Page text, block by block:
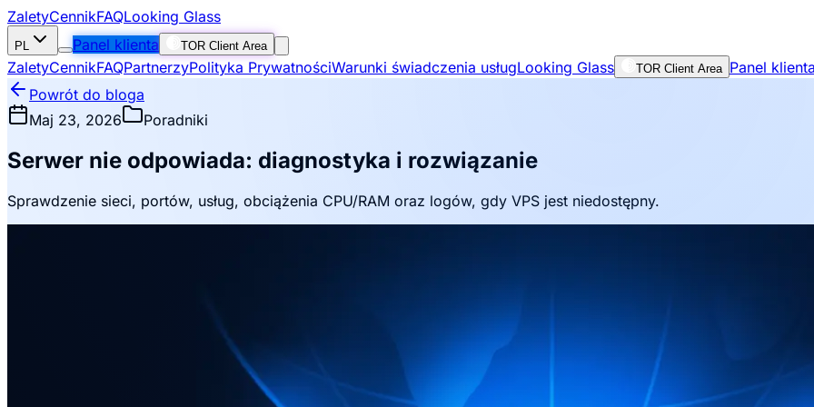
ZaletyCennikFAQLooking Glass
PL Panel klienta TOR Client Area
ZaletyCennikFAQPartnerzyPolityka PrywatnościWarunki świadczenia usługLooking Glass TOR Client Area Panel
Powrót do bloga
Maj 23, 2026
Poradniki
Serwer nie odpowiada: diagnostyka i rozwiązanie
Sprawdzenie sieci, portów, usług, obciążenia CPU/RAM oraz logów, gdy VPS jest niedostępny.